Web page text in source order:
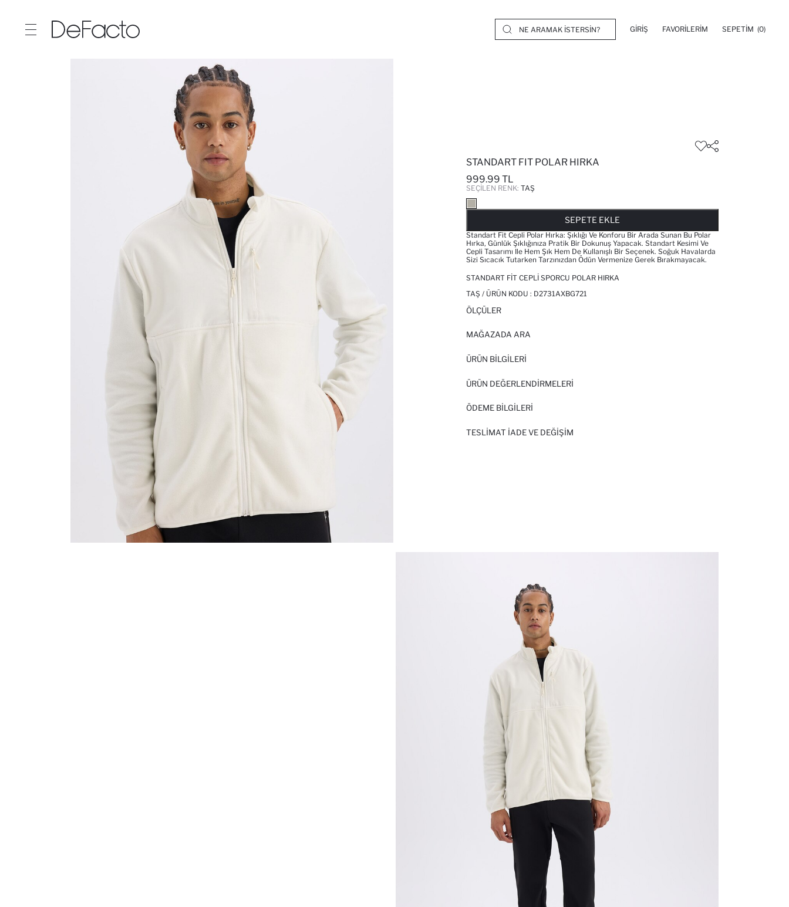
GIRIŞ FAVORILERIM SEPETIM (0)
STANDART FIT POLAR HIRKA
999.99 TL
SEÇILEN RENK: TAŞ
SEPETE EKLE
Standart Fit Cepli Polar Hırka: Şıklığı Ve Konforu Bir Arada Sunan Bu Polar
Hırka, Günlük Şıklığınıza Pratik Bir Dokunuş Yapacak. Standart Kesimi Ve
Cepli Tasarımı Ile Hem Şık Hem De Kullanışlı Bir Seçenek. Soğuk Havalarda
Sizi Sıcacık Tutarken Tarzınızdan Ödün Vermenize Gerek Bırakmayacak.
STANDART FIT CEPLI SPORCU POLAR HIRKA
TAŞ / ÜRÜN KODU : D2731AXBG721
ÖLÇÜLER
MAĞAZADA ARA
ÜRÜN BILGILERI
ÜRÜN DEĞERLENDİRMELERİ
ÖDEME BİLGİLERİ
TESLIMAT İADE VE DEĞIŞIM